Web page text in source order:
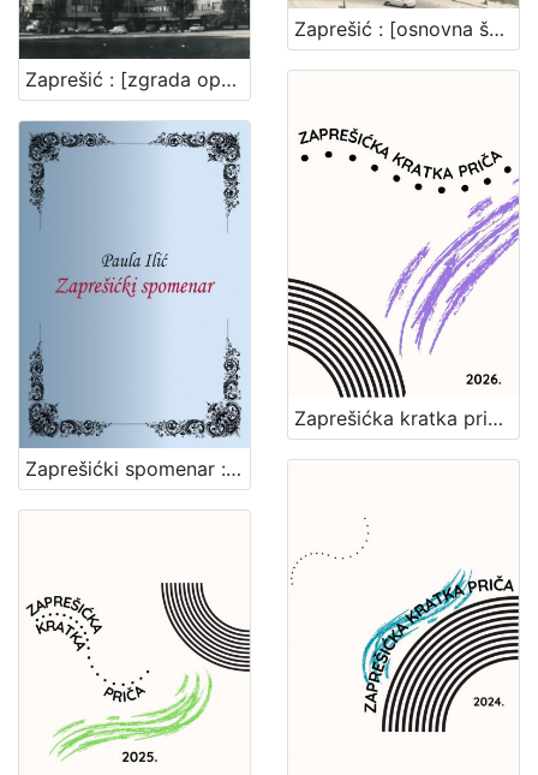
Zaprešić : [zgrada općine]
Zaprešić : [osnovna škola u Zaprešiću]
Zaprešićki spomenar : biserni kraluši seoske učiteljice / Paula Ilić
Zaprešićka kratka priča 2026. : nagrađene i pohvaljene priče